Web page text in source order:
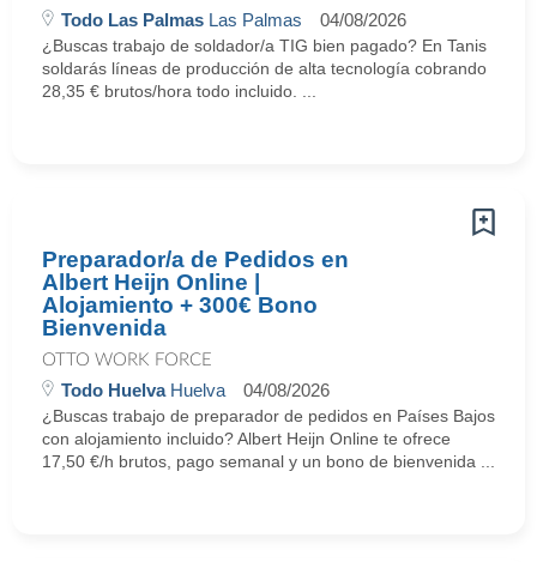
Todo Las Palmas Las Palmas 04/08/2026
¿Buscas trabajo de soldador/a TIG bien pagado? En Tanis
soldarás líneas de producción de alta tecnología cobrando
28,35 € brutos/hora todo incluido. ...
Preparador/a de Pedidos en
Albert Heijn Online |
Alojamiento + 300€ Bono
Bienvenida
OTTO WORK FORCE
Todo HuelvaHuelva 04/08/2026
¿Buscas trabajo de preparador de pedidos en Países Bajos
con alojamiento incluido? Albert Heijn Online te ofrece
17,50 €/h brutos, pago semanal y un bono de bienvenida ...